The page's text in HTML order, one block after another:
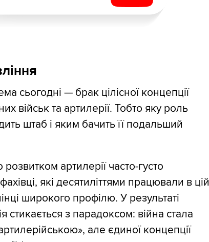
сьогодні — брак цілісної концепції
військ та артилерії. Тобто яку роль
штаб і яким бачить її подальший
артилерії часто-густо
які десятиліттями працювали в цій
широкого профілю. У результаті
стикається з парадоксом: війна стала
але єдиної концепції